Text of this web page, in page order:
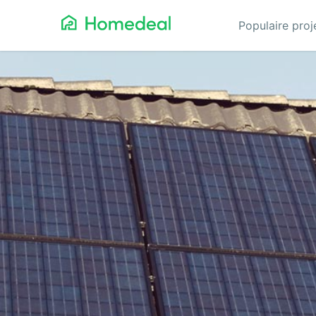
Populaire
Aannemer
Airco
Alarmsystemen
Architect
Asbest
Bestrating
Cv-ketels